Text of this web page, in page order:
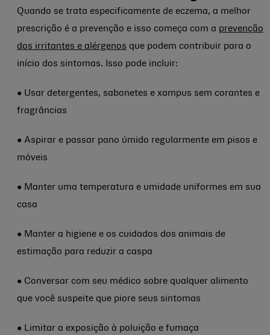
Quando se trata especificamente de eczema, a melhor
prescrição é a prevenção e isso começa com a prevenção
dos irritantes e alérgenos que podem contribuir para o
início dos sintomas. Isso pode incluir:
● Usar detergentes, sabonetes e xampus sem corantes e
fragrâncias
● Aspirar e passar pano úmido regularmente em pisos e
móveis
● Manter uma temperatura e umidade uniformes em sua
casa
● Manter a higiene e os cuidados dos animais de
estimação para reduzir a caspa
● Conversar com seu médico sobre qualquer alimento
que você suspeite que piore seus sintomas
● Limitar a exposição à poluição e fumaça